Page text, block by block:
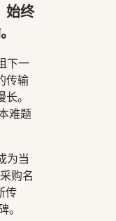
始终
下一
传输
。
难题
为当
购名
传